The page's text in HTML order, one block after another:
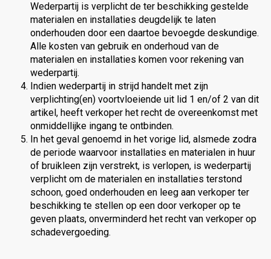
Wederpartij is verplicht de ter beschikking gestelde
materialen en installaties deugdelijk te laten
onderhouden door een daartoe bevoegde deskundige.
Alle kosten van gebruik en onderhoud van de
materialen en installaties komen voor rekening van
wederpartij.
Indien wederpartij in strijd handelt met zijn
verplichting(en) voortvloeiende uit lid 1 en/of 2 van dit
artikel, heeft verkoper het recht de overeenkomst met
onmiddellijke ingang te ontbinden.
In het geval genoemd in het vorige lid, alsmede zodra
de periode waarvoor installaties en materialen in huur
of bruikleen zijn verstrekt, is verlopen, is wederpartij
verplicht om de materialen en installaties terstond
schoon, goed onderhouden en leeg aan verkoper ter
beschikking te stellen op een door verkoper op te
geven plaats, onverminderd het recht van verkoper op
schadevergoeding.